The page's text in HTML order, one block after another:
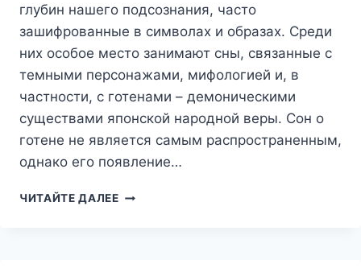
глубин нашего подсознания, часто
зашифрованные в символах и образах. Среди
них особое место занимают сны, связанные с
темными персонажами, мифологией и, в
частности, с готенами – демоническими
существами японской народной веры. Сон о
готене не является самым распространенным,
однако его появление…
ЧИТАЙТЕ ДАЛЕЕСОН